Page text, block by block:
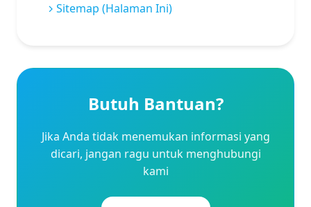
Sitemap (Halaman Ini)
Butuh Bantuan?
Jika Anda tidak menemukan informasi yang
dicari, jangan ragu untuk menghubungi
kami